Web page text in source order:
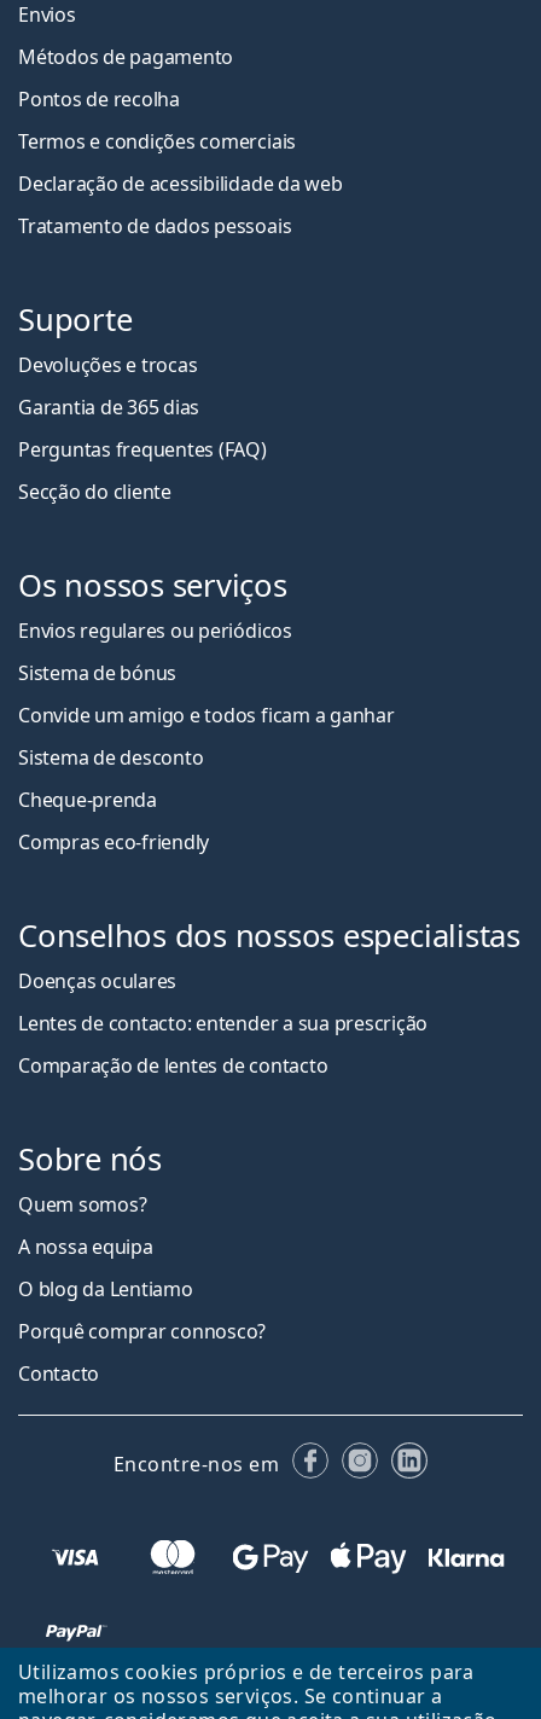
Utilizamos cookies próprios e de terceiros para
melhorar os nossos serviços. Se continuar a
Envios
Métodos de pagamento
Pontos de recolha
Termos e condições comerciais
Declaração de acessibilidade da web
Tratamento de dados pessoais
Suporte
Devoluções e trocas
Garantia de 365 dias
Perguntas frequentes (FAQ)
Secção do cliente
Os nossos serviços
Envios regulares ou periódicos
Sistema de bónus
Convide um amigo e todos ficam a ganhar
Sistema de desconto
Cheque-prenda
Compras eco-friendly
Conselhos dos nossos especialistas
Doenças oculares
Lentes de contacto: entender a sua prescrição
Comparação de lentes de contacto
Sobre nós
Quem somos?
A nossa equipa
O blog da Lentiamo
Porquê comprar connosco?
Contacto
Encontre-nos em FacebookInstagram
LinkedIn